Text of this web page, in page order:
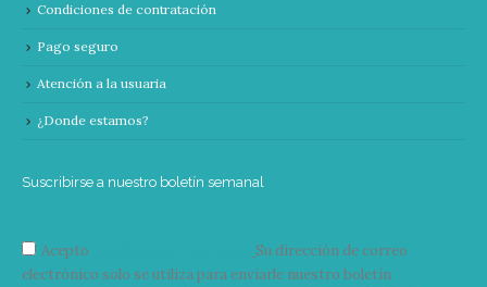
Condiciones de contratación
Pago seguro
Atención a la usuaria
¿Donde estamos?
Suscribirse a nuestro boletín semanal
Acepto
Su dirección de correo
electrónico solo se utiliza para enviarle nuestro boletín